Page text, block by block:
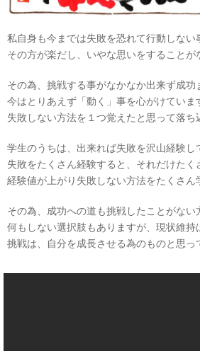
私自身も今までは失敗を恐れて行動しない
その方が楽だし、いやな思いをすることが
その為、挑戦する事がなかなか出来ず成功
今はとりあえず「動く」事を心がけてい
失敗しない方法を１つ覚えたと思って落ち
学生のうちは、出来れば失敗を沢山経験し
失敗をたくさん経験すると、それだけた
経験値が上がり失敗しない方法をたくさん
その為、成功への道も挑戦したことがない
何もしない選択肢もありますが、現状維持
挑戦は、自分を成長させる為のものと思っ